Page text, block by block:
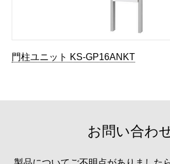
門柱ユニット KS-GP16ANKT
お問い合わ